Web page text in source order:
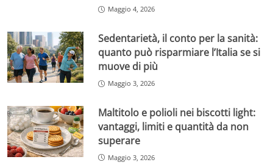
Maggio 4, 2026
Sedentarietà, il conto per la sanità:
quanto può risparmiare l’Italia se si
muove di più
Maggio 3, 2026
Maltitolo e polioli nei biscotti light:
vantaggi, limiti e quantità da non
superare
Maggio 3, 2026